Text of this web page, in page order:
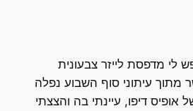
לי מדפסת לייזר צבעונית
מתוך עיתוני סוף השבוע נפלה
דיפו, עיינתי בה והצצתי